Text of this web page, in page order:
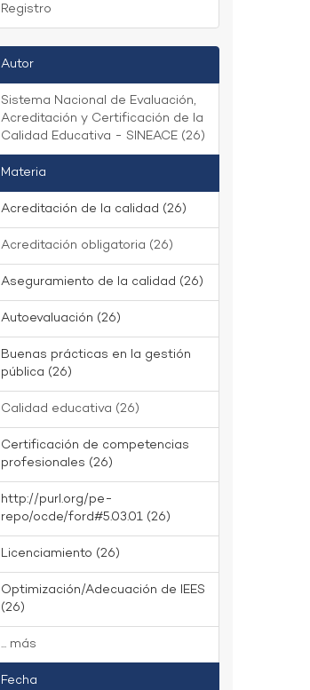
Registro
Autor
Sistema Nacional de Evaluación,
Acreditación y Certificación de la
Calidad Educativa - SINEACE (26)
Materia
Acreditación de la calidad (26)
Acreditación obligatoria (26)
Aseguramiento de la calidad (26)
Autoevaluación (26)
Buenas prácticas en la gestión
pública (26)
Calidad educativa (26)
Certificación de competencias
profesionales (26)
http://purl.org/pe-
repo/ocde/ford#5.03.01 (26)
Licenciamiento (26)
Optimización/Adecuación de IEES
(26)
... más
Fecha